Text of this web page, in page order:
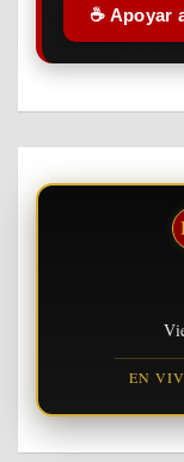
☕ Apoyar
EN